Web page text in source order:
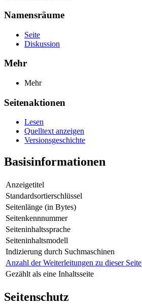
Namensräume
Seite
Diskussion
Mehr
Mehr
Seitenaktionen
Lesen
Quelltext anzeigen
Versionsgeschichte
Basisinformationen
Anzeigetitel
Standardsortierschlüssel
Seitenlänge (in Bytes)
Seitenkennnummer
Seiteninhaltssprache
Seiteninhaltsmodell
Indizierung durch Suchmaschinen
Anzahl der Weiterleitungen zu dieser Seite
Gezählt als eine Inhaltsseite
Seitenschutz